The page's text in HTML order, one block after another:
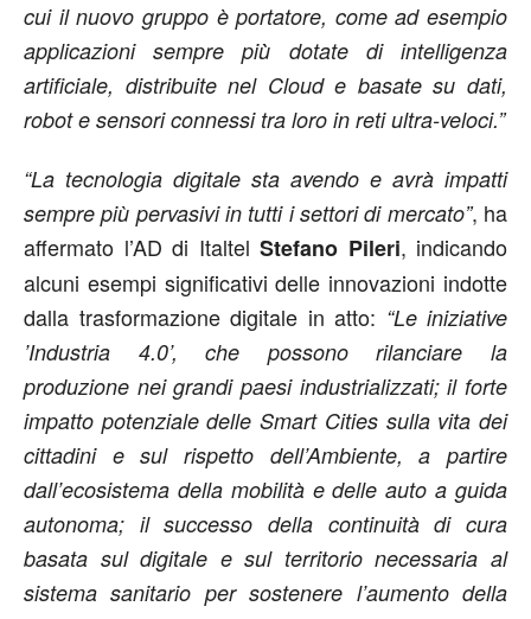
cui il nuovo gruppo è portatore, come ad esempio
applicazioni sempre più̀ dotate di intelligenza
artificiale, distribuite nel Cloud e basate su dati,
robot e sensori connessi tra loro in reti ultra-veloci.”
“La tecnologia digitale sta avendo e avrà impatti
sempre più pervasivi in tutti i settori di mercato”, ha
affermato l’AD di Italtel Stefano Pileri, indicando
alcuni esempi significativi delle innovazioni indotte
dalla trasformazione digitale in atto: “Le iniziative
’Industria 4.0’, che possono rilanciare la
produzione nei grandi paesi industrializzati; il forte
impatto potenziale delle Smart Cities sulla vita dei
cittadini e sul rispetto dell’Ambiente, a partire
dall’ecosistema della mobilità e delle auto a guida
autonoma; il successo della continuità di cura
basata sul digitale e sul territorio necessaria al
sistema sanitario per sostenere l’aumento della